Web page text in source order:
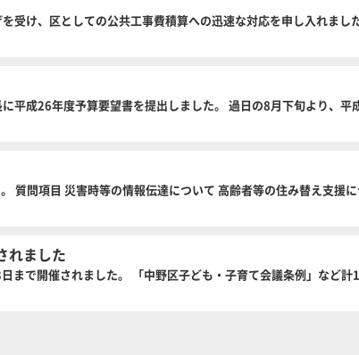
け、区としての公共工事費積算への迅速な対応を申し入れました
平成26年度予算要望書を提出しました。 過日の8月下旬より、平
質問項目 災害時等の情報伝達について 高齢者等の住み替え支援に
れました
で開催されました。 「中野区子ども・子育て会議条例」など計